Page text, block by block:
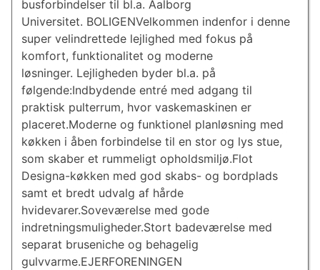
busforbindelser til bl.a. Aalborg
Universitet. BOLIGENVelkommen indenfor i denne
super velindrettede lejlighed med fokus på
komfort, funktionalitet og moderne
løsninger. Lejligheden byder bl.a. på
følgende:Indbydende entré med adgang til
praktisk pulterrum, hvor vaskemaskinen er
placeret.Moderne og funktionel planløsning med
køkken i åben forbindelse til en stor og lys stue,
som skaber et rummeligt opholdsmiljø.Flot
Designa-køkken med god skabs- og bordplads
samt et bredt udvalg af hårde
hvidevarer.Soveværelse med gode
indretningsmuligheder.Stort badeværelse med
separat bruseniche og behagelig
gulvvarme.EJERFORENINGEN